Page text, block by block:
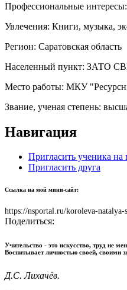
Профессиональные интересы:
Увлечения: Книги, музыка,
Регион: Саратовская область
Населенный пункт: ЗАТО
Место работы: МКУ
Звание, ученая степень:
Навигация
Пригласить ученика
Пригласить друга
Ссылка на мой мини-сайт:
https://nsportal.ru/koroleva-natalya-
Поделиться:
Учительство - это искусство, труд не
Воспитывает личностью своей,
Д.С. Лихачёв.